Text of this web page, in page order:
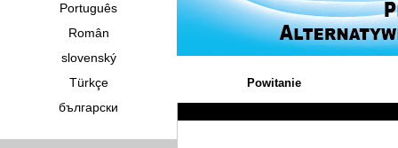
Português
Român
slovenský
Türkçe
български
Powitanie